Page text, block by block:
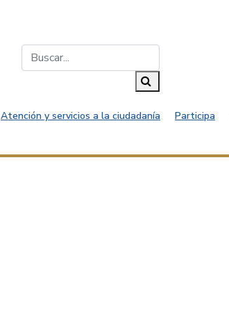
Atención y servicios a la ciudadanía Participa